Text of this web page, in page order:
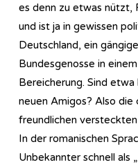
es denn zu etwas nützt,
und ist ja in gewissen
Deutschland, ein
Bundesgenosse in
Bereicherung. Sind
neuen Amigos? Also
freundlichen
In der romanischen
Unbekannter schnell als